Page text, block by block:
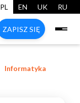
PL EN UK RU
ZAPISZ SIĘ
Informatyka